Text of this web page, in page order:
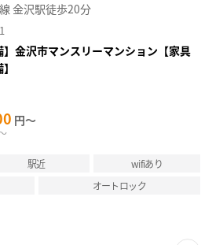
金沢駅徒歩20分
】金沢市マンスリーマンション【家具
円～
駅近
wifiあり
オートロック